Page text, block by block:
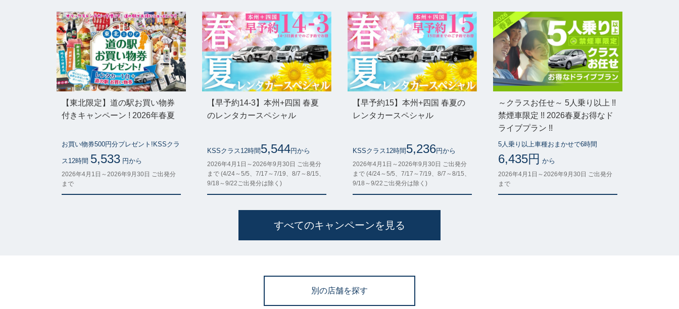
【東北限定】道の駅お買い物券
付きキャンペーン ! 2026年春夏
お買い物券500円分プレゼント!KSSクラ
ス12時間 5,533 円から
2026年4月1日～2026年9月30日 ご出発分
まで
【早予約14-3】本州+四国 春夏
のレンタカースペシャル
KSSクラス12時間 5,544円から
2026年4月1日～2026年9月30日 ご出発分
まで (4/24～5/5、7/17～7/19、8/7～8/15、
9/18～9/22ご出発分は除く)
【早予約15】本州+四国 春夏の
レンタカースペシャル
KSSクラス12時間 5,236円から
2026年4月1日～2026年9月30日 ご出発分
まで (4/24～5/5、7/17～7/19、8/7～8/15、
9/18～9/22ご出発分は除く)
～クラスお任せ～ 5人乗り以上 !!
禁煙車限定 !! 2026春夏お得なド
ライブプラン !!
5人乗り以上車種おまかせで6時間
6,435円 から
2026年4月1日～2026年9月30日 ご出発分
まで
すべてのキャンペーンを見る
別の店舗を探す